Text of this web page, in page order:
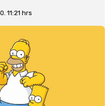
11:21 hrs